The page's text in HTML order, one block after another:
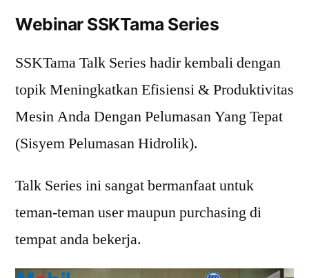
Webinar SSKTama Series
SSKTama Talk Series hadir kembali dengan
topik Meningkatkan Efisiensi & Produktivitas
Mesin Anda Dengan Pelumasan Yang Tepat
(Sisyem Pelumasan Hidrolik).
Talk Series ini sangat bermanfaat untuk
teman-teman user maupun purchasing di
tempat anda bekerja.